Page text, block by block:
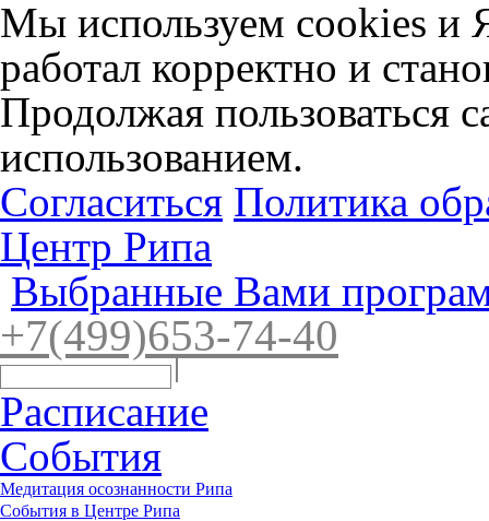
Мы используем cookies и
работал корректно и
Продолжая пользоваться
использованием.
Согласиться Политика
Центр Рипа
Выбранные Вами
+7(499)653-74-40
Расписание
События
Медитация осознанности Рипа
События в Центре Рипа